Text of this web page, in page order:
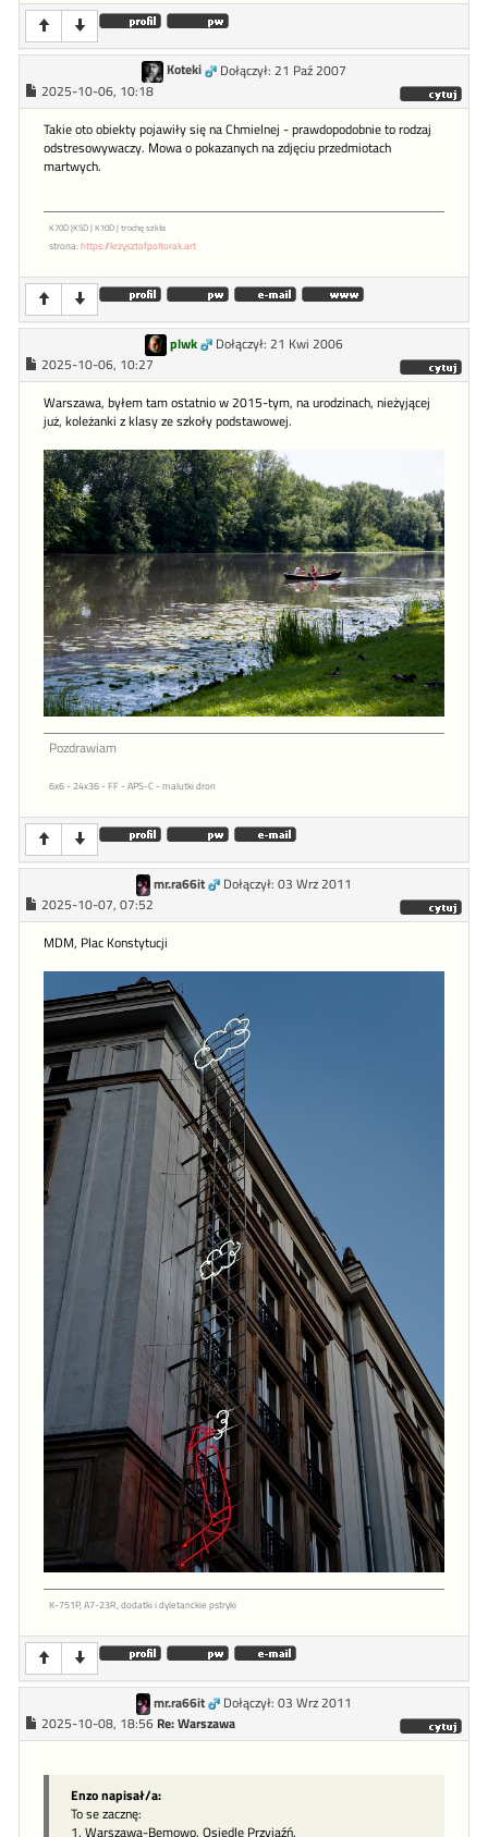
Koteki
Dołączył: 21 Paź 2007
2025-10-06, 10:18
Takie oto obiekty pojawiły się na Chmielnej - prawdopodobnie to rodzaj
odstresowywaczy. Mowa o pokazanych na zdjęciu przedmiotach
martwych.
K70D |K5D | K10D | trochę szkła
strona:https://krzysztofpoltorak.art
plwk
Dołączył: 21 Kwi 2006
2025-10-06, 10:27
Warszawa, byłem tam ostatnio w 2015-tym, na urodzinach, nieżyjącej
już, koleżanki z klasy ze szkoły podstawowej.
Pozdrawiam
6x6 - 24x36 - FF - APS-C - malutki dron
mr.ra66it
Dołączył: 03 Wrz 2011
2025-10-07, 07:52
MDM, Plac Konstytucji
K-751P, A7-23R, dodatki i dyletanckie pstryki
mr.ra66it
Dołączył: 03 Wrz 2011
2025-10-08, 18:56 Re: Warszawa
Enzo napisał/a:
To se zacznę:
1. Warszawa-Bemowo. Osiedle Przyjaźń.